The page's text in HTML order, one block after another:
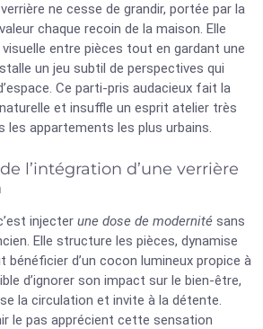
ne cesse de grandir, portée par la
chaque recoin de la maison. Elle
entre pièces tout en gardant une
un jeu subtil de perspectives qui
Ce parti-pris audacieux fait la
et insuffle un esprit atelier très
les appartements les plus urbains.
l’intégration d’une verrière
injecter une dose de modernité sans
Elle structure les pièces, dynamise
bénéficier d’un cocon lumineux propice à
d’ignorer son impact sur le bien-être,
la circulation et invite à la détente.
le pas apprécient cette sensation